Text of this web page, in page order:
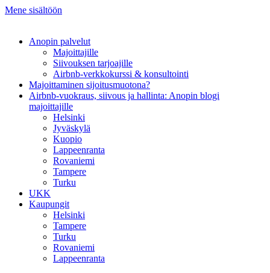
Mene sisältöön
Anopin palvelut
Majoittajille
Siivouksen tarjoajille
Airbnb-verkkokurssi & konsultointi
Majoittaminen sijoitusmuotona?
Airbnb-vuokraus, siivous ja hallinta: Anopin blogi
majoittajille
Helsinki
Jyväskylä
Kuopio
Lappeenranta
Rovaniemi
Tampere
Turku
UKK
Kaupungit
Helsinki
Tampere
Turku
Rovaniemi
Lappeenranta